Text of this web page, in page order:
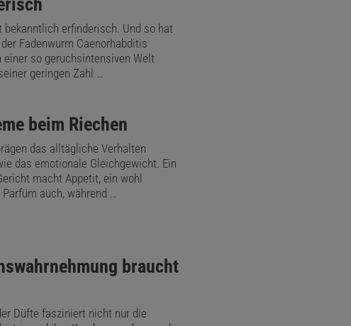
bekanntlich erfinderisch. Und so hat
Fadenwurm Caenorhabditis
einer so geruchsintensiven Welt
geringen Zahl …
beim Riechen
das alltägliche Verhalten
das emotionale Gleichgewicht. Ein
macht Appetit, ein wohl
auch, während …
braucht
Düfte fasziniert nicht nur die